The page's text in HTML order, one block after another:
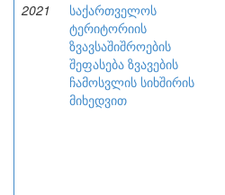
2021
საქართველოს
ტერიტორიის
ზვავსაშიშროების
შეფასება ზვავების
ჩამოსვლის სიხშირის
მიხედვით